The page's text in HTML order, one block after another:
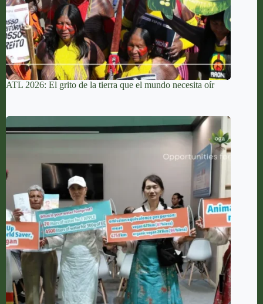
ATL 2026: El grito de la tierra que el mundo necesita oír